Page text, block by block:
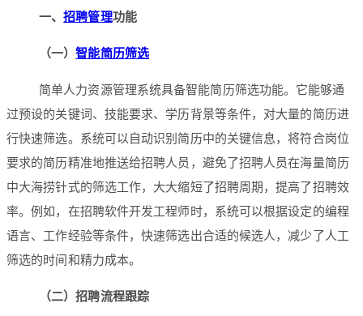
一、招聘管理功能
（一）智能简历筛选
简单人力资源管理系统具备智能简历筛选功能。它能够通
过预设的关键词、技能要求、学历背景等条件，对大量的简历进
行快速筛选。系统可以自动识别简历中的关键信息，将符合岗位
要求的简历精准地推送给招聘人员，避免了招聘人员在海量简历
中大海捞针式的筛选工作，大大缩短了招聘周期，提高了招聘效
率。例如，在招聘软件开发工程师时，系统可以根据设定的编程
语言、工作经验等条件，快速筛选出合适的候选人，减少了人工
筛选的时间和精力成本。
（二）招聘流程跟踪